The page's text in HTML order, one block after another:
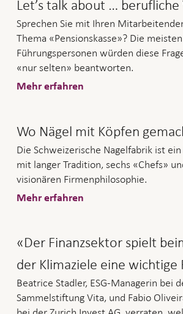
Let’s talk about … berufliche
Sprechen Sie mit Ihren
Thema «Pensionskasse»? Die
Führungspersonen würden diese
«nur selten» beantworten.
Mehr erfahren
Wo Nägel mit Köpfen
Die Schweizerische Nagelfabrik ist
mit langer Tradition, sechs «Chefs»
visionären Firmenphilosophie.
Mehr erfahren
«Der Finanzsektor spielt
der Klimaziele eine wichtige
Beatrice Stadler, ESG-Managerin bei
Sammelstiftung Vita, und Fabio